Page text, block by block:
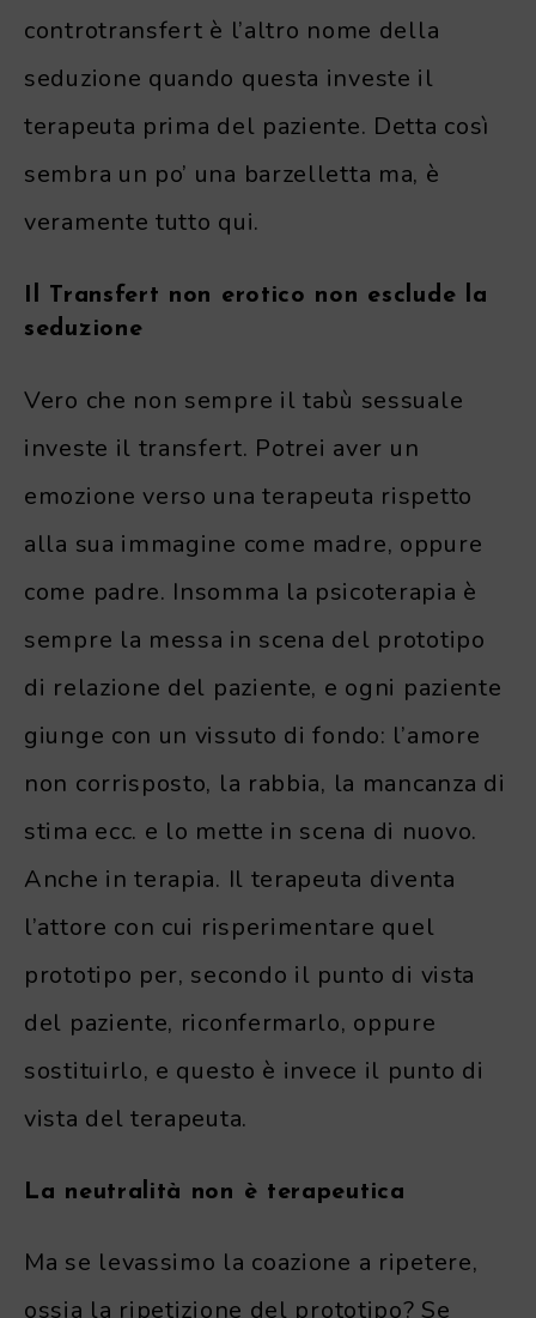
controtransfert è l’altro nome della
seduzione quando questa investe il
terapeuta prima del paziente. Detta così
sembra un po’ una barzelletta ma, è
veramente tutto qui.
Il Transfert non erotico non esclude la
seduzione
Vero che non sempre il tabù sessuale
investe il transfert. Potrei aver un
emozione verso una terapeuta rispetto
alla sua immagine come madre, oppure
come padre. Insomma la psicoterapia è
sempre la messa in scena del prototipo
di relazione del paziente, e ogni paziente
giunge con un vissuto di fondo: l’amore
non corrisposto, la rabbia, la mancanza di
stima ecc. e lo mette in scena di nuovo.
Anche in terapia. Il terapeuta diventa
l’attore con cui risperimentare quel
prototipo per, secondo il punto di vista
del paziente, riconfermarlo, oppure
sostituirlo, e questo è invece il punto di
vista del terapeuta.
La neutralità non è terapeutica
Ma se levassimo la coazione a ripetere,
ossia la ripetizione del prototipo? Se